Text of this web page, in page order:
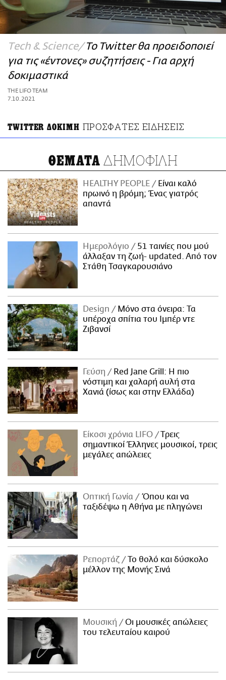
ΑΜΠΑ
PRINT
Τech & Science Το Twitter θα προειδοποιεί
για τις «έντονες» συζητήσεις - Για αρχή
δοκιμαστικά
THE LIFO TEAM
7.10.2021
TWITTER ΔΟΚΙΜΗ ΠΡΟΣΦΑΤΕΣ ΕΙΔΗΣΕΙΣ
ΘΕΜΑΤΑ ΔΗΜΟΦΙΛΗ
HEALTHY PEOPLE
Είναι καλό
πρωινό η βρόμη; Ένας γιατρός
απαντά
Ημερολόγιο
51 ταινίες που μού
άλλαξαν τη ζωή- updated. Aπό τον
Στάθη Τσαγκαρουσιάνο
Design
Μόνο στα όνειρα: Τα
υπέροχα σπίτια του Ιμπέρ ντε
Ζιβανσί
Γεύση
Red Jane Grill: Η πιο
νόστιμη και χαλαρή αυλή στα
Χανιά (ίσως και στην Ελλάδα)
Είκοσι χρόνια LIFO
Tρεις
σημαντικοί Έλληνες μουσικοί, τρεις
μεγάλες απώλειες
Οπτική Γωνία
Όπου και να
ταξιδέψω η Αθήνα με πληγώνει
Ρεπορτάζ
Το θολό και δύσκολο
μέλλον της Μονής Σινά
Μουσική
Οι μουσικές απώλειες
του τελευταίου καιρού